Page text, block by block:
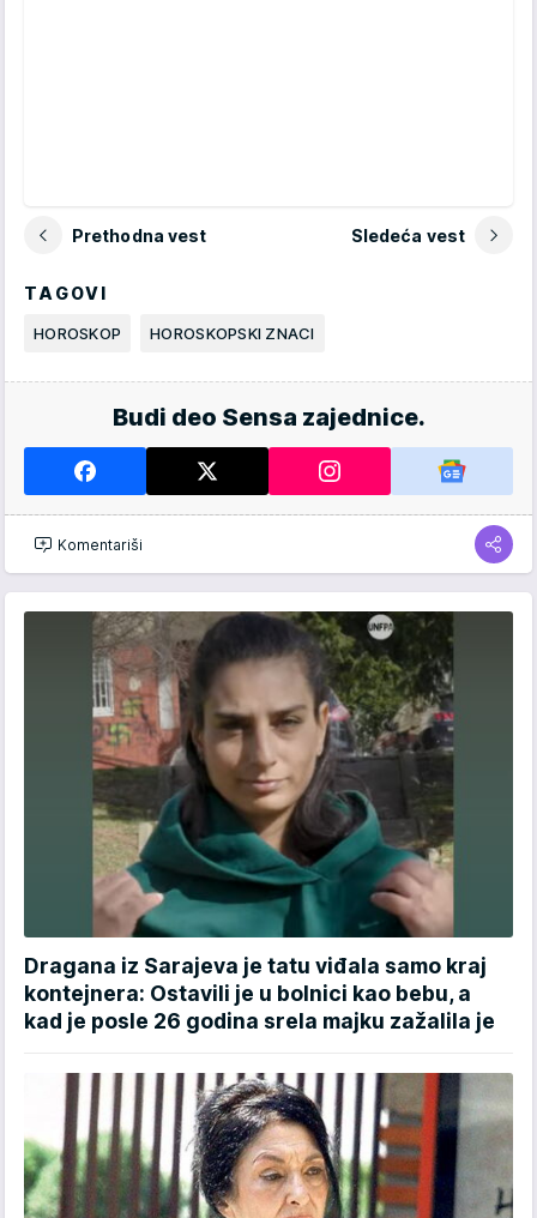
Prethodna vest Sledeća vest
TAGOVI
HOROSKOP HOROSKOPSKI ZNACI
Budi deo Sensa zajednice.
Komentariši
Dragana iz Sarajeva je tatu viđala samo kraj
kontejnera: Ostavili je u bolnici kao bebu, a
kad je posle 26 godina srela majku zažalila je